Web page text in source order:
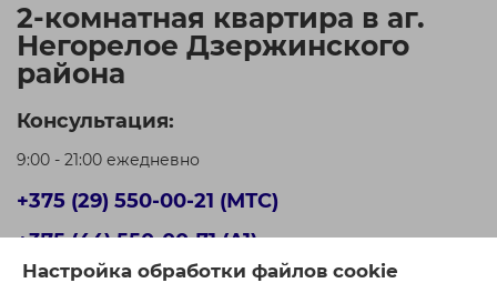
Настройка обработки файлов cookie
2-комнатная квартира в аг.
Негорелое Дзержинского
района
Консультация:
9:00 - 21:00 ежедневно
+375 (29) 550-00-21 (МТС)
+375 (44) 550-00-71 (A1)
Кол-во просмотров: 867